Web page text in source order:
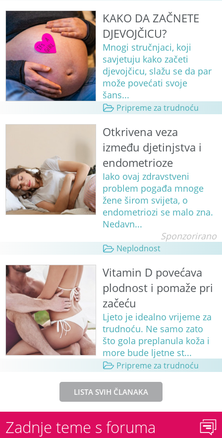
KAKO DA ZAČNETE
DJEVOJČICU?
Mnogi stručnjaci, koji
savjetuju kako začeti
djevojčicu, slažu se da par
može povećati svoje
šans...
Pripreme za trudnoću
Otkrivena veza
između djetinjstva i
endometrioze
Iako ovaj zdravstveni
problem pogađa mnoge
žene širom svijeta, o
endometriozi se malo zna.
Nedavn...
Sponzorirano
Neplodnost
Vitamin D povećava
plodnost i pomaže pri
začeću
Ljeto je idealno vrijeme za
trudnoću. Ne samo zato
što gola preplanula koža i
more bude ljetne st...
Pripreme za trudnoću
LISTA SVIH ČLANAKA
Zadnje teme s foruma